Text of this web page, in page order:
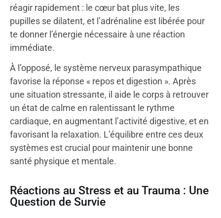
réagir rapidement : le cœur bat plus vite, les
pupilles se dilatent, et l’adrénaline est libérée pour
te donner l’énergie nécessaire à une réaction
immédiate.
À l’opposé, le système nerveux parasympathique
favorise la réponse « repos et digestion ». Après
une situation stressante, il aide le corps à retrouver
un état de calme en ralentissant le rythme
cardiaque, en augmentant l’activité digestive, et en
favorisant la relaxation. L’équilibre entre ces deux
systèmes est crucial pour maintenir une bonne
santé physique et mentale.
Réactions au Stress et au Trauma : Une
Question de Survie